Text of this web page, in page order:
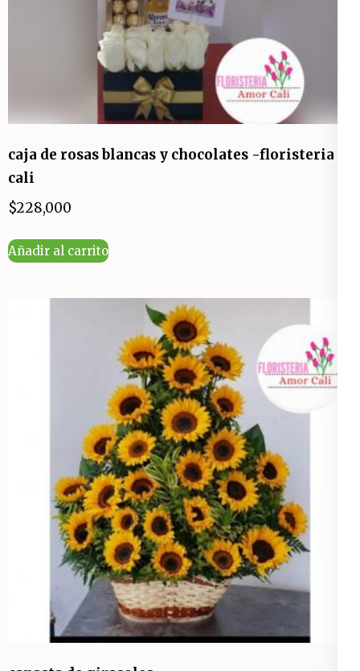
caja de rosas blancas y chocolates -floristeria
cali
$228,000
Añadir al carrito